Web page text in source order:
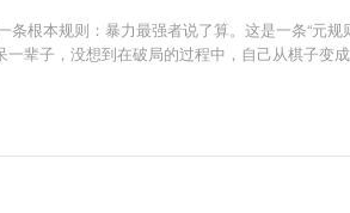
根本规则：暴力最强者说了算。这是一条“元
辈子，没想到在破局的过程中，自己从棋子变成